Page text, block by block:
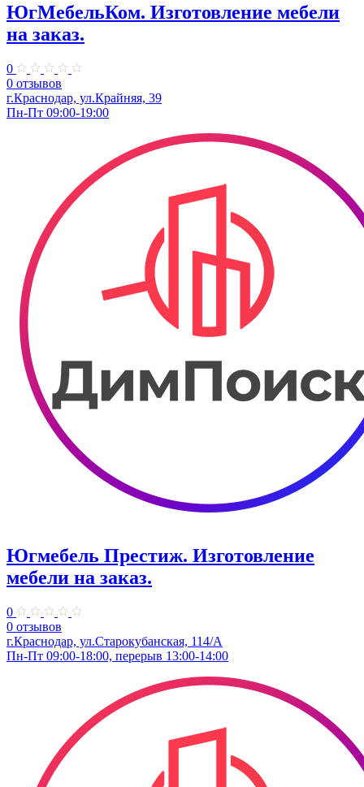
ЮгМебельКом. Изготовление мебели
на заказ.
0
0 отзывов
г.Краснодар, ул.Крайняя, 39
Пн-Пт 09:00-19:00
Югмебель Престиж. Изготовление
мебели на заказ.
0
0 отзывов
г.Краснодар, ул.Старокубанская, 114/А
Пн-Пт 09:00-18:00, перерыв 13:00-14:00